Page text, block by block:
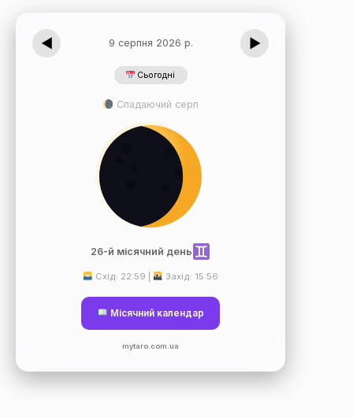
◀ 9 серпня 2026 р. ▶
Сьогодні
Спадаючий серп
26-й місячний день
Схід: 22:59 | Захід: 15:56
Місячний календар
mytaro.com.ua